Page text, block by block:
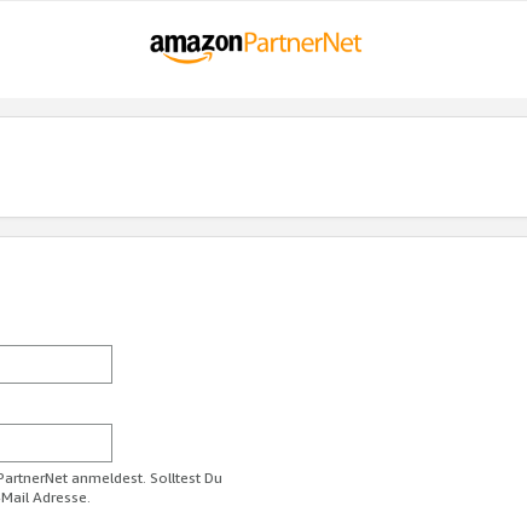
anmeldest. Solltest Du
Adresse.